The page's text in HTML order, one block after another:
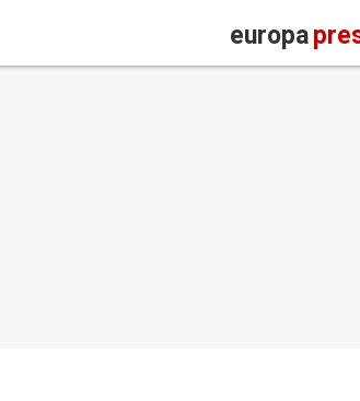
europa